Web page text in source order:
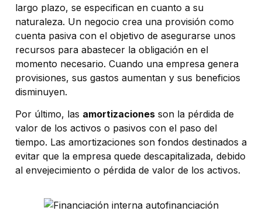
largo plazo, se especifican en cuanto a su
naturaleza. Un negocio crea una provisión como
cuenta pasiva con el objetivo de asegurarse unos
recursos para abastecer la obligación en el
momento necesario. Cuando una empresa genera
provisiones, sus gastos aumentan y sus beneficios
disminuyen.
Por último, las amortizaciones son la pérdida de
valor de los activos o pasivos con el paso del
tiempo. Las amortizaciones son fondos destinados a
evitar que la empresa quede descapitalizada, debido
al envejecimiento o pérdida de valor de los activos.